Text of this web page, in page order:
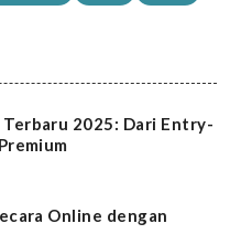
2025: Dari Entry-
Online dengan